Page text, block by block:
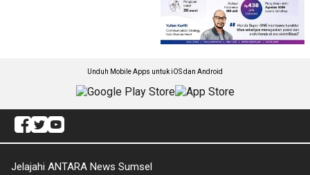
Unduh Mobile Apps untuk iOS dan Android
Jelajahi ANTARA News Sumsel